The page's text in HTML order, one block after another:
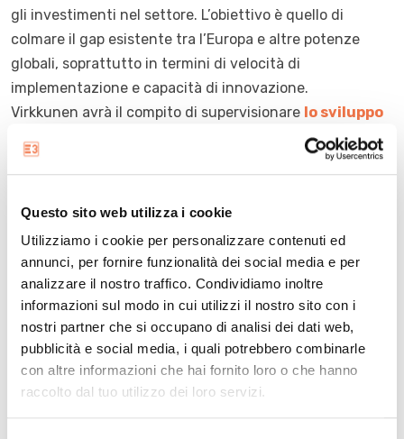
Questo sito web utilizza i cookie
Utilizziamo i cookie per personalizzare contenuti ed
annunci, per fornire funzionalità dei social media e per
analizzare il nostro traffico. Condividiamo inoltre
informazioni sul modo in cui utilizzi il nostro sito con i
nostri partner che si occupano di analisi dei dati web,
pubblicità e social media, i quali potrebbero combinarle
con altre informazioni che hai fornito loro o che hanno
raccolto dal tuo utilizzo dei loro servizi.
gli investimenti nel settore. L’obiettivo è quello di
colmare il gap esistente tra l’Europa e altre potenze
globali, soprattutto in termini di velocità di
implementazione e capacità di innovazione.
Virkkunen avrà il compito di supervisionare lo sviluppo
, con particolare attenzione al
potenziamento delle capacità computazionali
startup e imprese di accedere ai supercomputer
finanziati dall’UE. Approccio volto anche a incentivare
l’adozione di soluzioni basate su intelligenza artificiale e
machine learning.
Una nuova strategia per il
cloud e l’intelligenza
artificiale